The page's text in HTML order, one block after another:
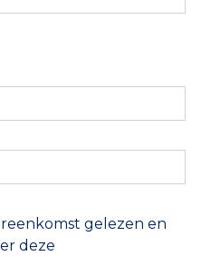
gelezen en
deze